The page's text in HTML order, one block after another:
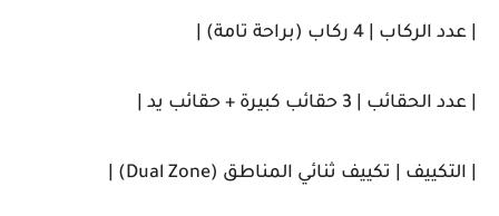
| عدد الركاب | 4 ركاب (براحة تامة) |
| عدد الحقائب | 3 حقائب كبيرة + حقائب يد |
| التكييف | تكييف ثنائي المناطق (Dual Zone) |